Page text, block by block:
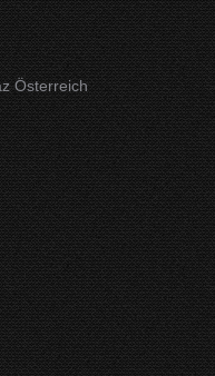
Österreich